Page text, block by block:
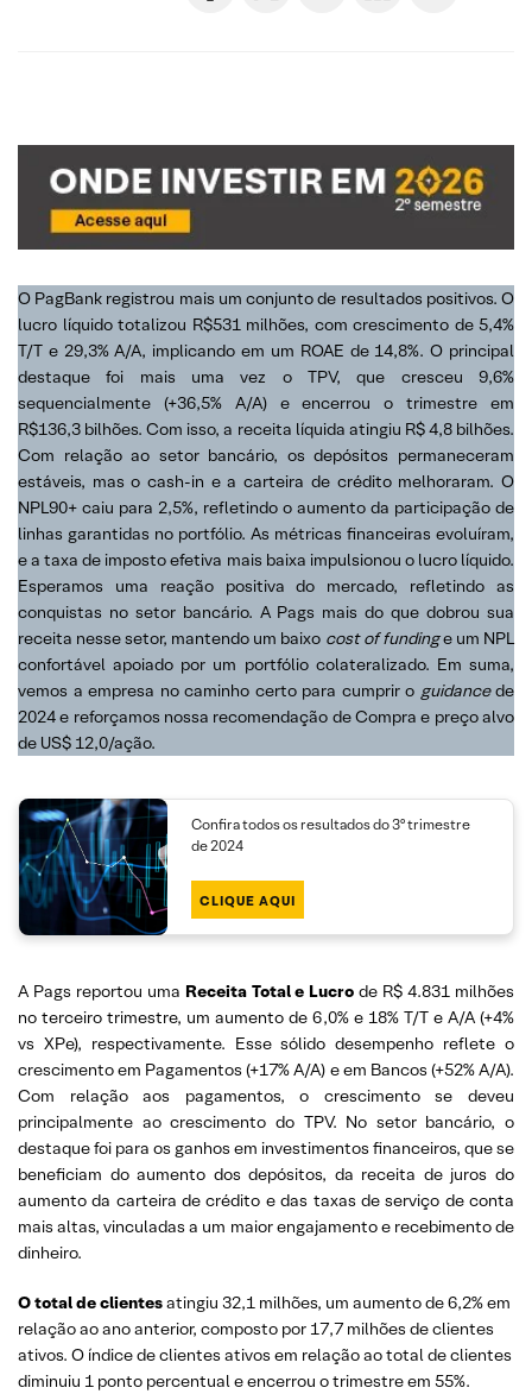
O PagBank registrou mais um conjunto de resultados positivos. O
lucro líquido totalizou R$531 milhões, com crescimento de 5,4%
T/T e 29,3% A/A, implicando em um ROAE de 14,8%. O principal
destaque foi mais uma vez o TPV, que cresceu 9,6%
sequencialmente (+36,5% A/A) e encerrou o trimestre em
R$136,3 bilhões. Com isso, a receita líquida atingiu R$ 4,8 bilhões.
Com relação ao setor bancário, os depósitos permaneceram
estáveis, mas o cash-in e a carteira de crédito melhoraram. O
NPL90+ caiu para 2,5%, refletindo o aumento da participação de
linhas garantidas no portfólio. As métricas financeiras evoluíram,
e a taxa de imposto efetiva mais baixa impulsionou o lucro líquido.
Esperamos uma reação positiva do mercado, refletindo as
conquistas no setor bancário. A Pags mais do que dobrou sua
receita nesse setor, mantendo um baixo cost of fundinge um NPL
confortável apoiado por um portfólio colateralizado. Em suma,
vemos a empresa no caminho certo para cumprir o guidancede
2024 e reforçamos nossa recomendação de Compra e preço alvo
de US$ 12,0/ação.
Confira todos os resultados do 3º trimestre
de 2024
CLIQUE AQUI
A Pags reportou uma Receita Total e Lucro de R$ 4.831 milhões
no terceiro trimestre, um aumento de 6,0% e 18% T/T e A/A (+4%
vs XPe), respectivamente. Esse sólido desempenho reflete o
crescimento em Pagamentos (+17% A/A) e em Bancos (+52% A/A).
Com relação aos pagamentos, o crescimento se deveu
principalmente ao crescimento do TPV. No setor bancário, o
destaque foi para os ganhos em investimentos financeiros, que se
beneficiam do aumento dos depósitos, da receita de juros do
aumento da carteira de crédito e das taxas de serviço de conta
mais altas, vinculadas a um maior engajamento e recebimento de
dinheiro.
O total de clientesatingiu 32,1 milhões, um aumento de 6,2% em
relação ao ano anterior, composto por 17,7 milhões de clientes
ativos. O índice de clientes ativos em relação ao total de clientes
diminuiu 1 ponto percentual e encerrou o trimestre em 55%.